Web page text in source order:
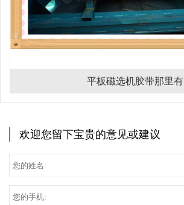
平板磁选机胶带那里有
欢迎您留下宝贵的意见或建议